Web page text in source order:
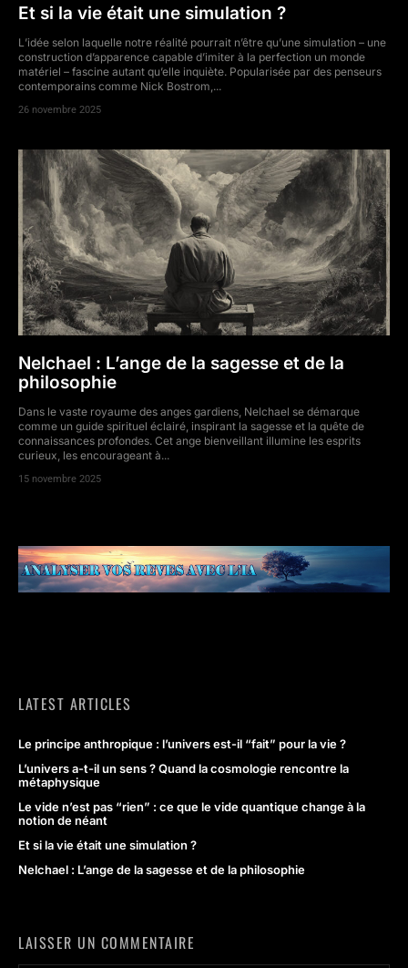
Et si la vie était une simulation ?
L’idée selon laquelle notre réalité pourrait n’être qu’une simulation – une
construction d’apparence capable d’imiter à la perfection un monde
matériel – fascine autant qu’elle inquiète. Popularisée par des penseurs
contemporains comme Nick Bostrom,...
26 novembre 2025
Nelchael : L’ange de la sagesse et de la
philosophie
Dans le vaste royaume des anges gardiens, Nelchael se démarque
comme un guide spirituel éclairé, inspirant la sagesse et la quête de
connaissances profondes. Cet ange bienveillant illumine les esprits
curieux, les encourageant à...
15 novembre 2025
LATEST ARTICLES
Le principe anthropique : l’univers est-il “fait” pour la vie ?
L’univers a-t-il un sens ? Quand la cosmologie rencontre la
métaphysique
Le vide n’est pas “rien” : ce que le vide quantique change à la
notion de néant
Et si la vie était une simulation ?
Nelchael : L’ange de la sagesse et de la philosophie
LAISSER UN COMMENTAIRE